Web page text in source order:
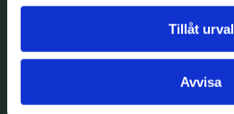
Tillåt urval
Avvisa